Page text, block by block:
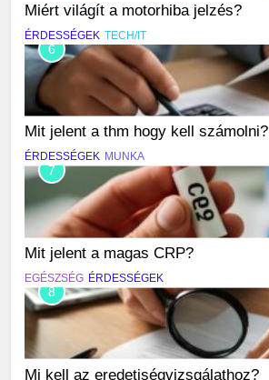
Miért világít a motorhiba jelzés?
ÉRDESSÉGEK TECH/IT
6
Mit jelent a thm hogy kell számolni?
ÉRDESSÉGEK MUNKA
7
Mit jelent a magas CRP?
EGÉSZSÉG ÉRDESSÉGEK
8
Mi kell az eredetiségvizsgálathoz?